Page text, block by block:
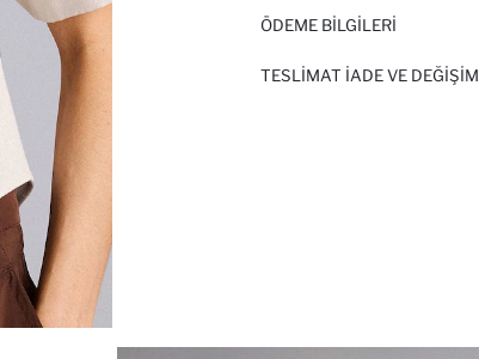
ÖDEME BİLGİLERİ
TESLIMAT İADE VE DEĞIŞIM